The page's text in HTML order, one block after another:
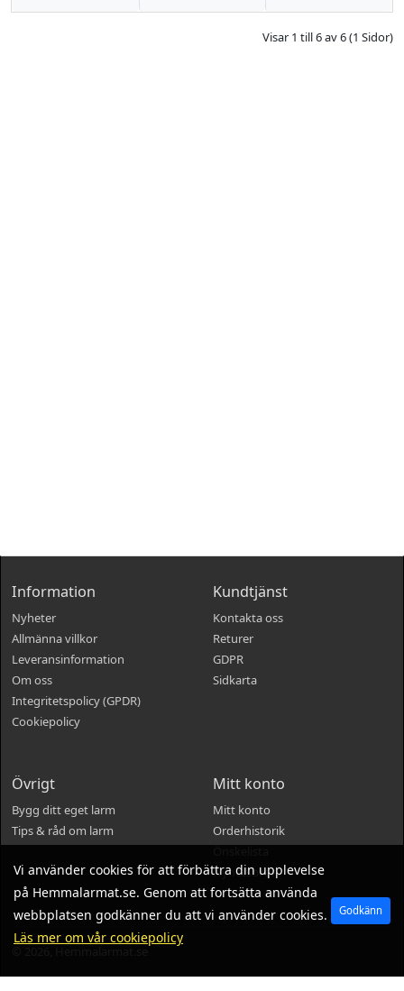
Vi använder cookies för att förbättra din upplevelse
på Hemmalarmat.se. Genom att fortsätta använda
webbplatsen godkänner du att vi använder cookies.
Läs mer om vår cookiepolicy
Godkänn
Visar 1 till 6 av 6 (1 Sidor)
Information
Nyheter
Allmänna villkor
Leveransinformation
Om oss
Integritetspolicy (GPDR)
Cookiepolicy
Kundtjänst
Kontakta oss
Returer
GDPR
Sidkarta
Övrigt
Bygg ditt eget larm
Tips & råd om larm
Mitt konto
Mitt konto
Orderhistorik
Nyhetsbrev